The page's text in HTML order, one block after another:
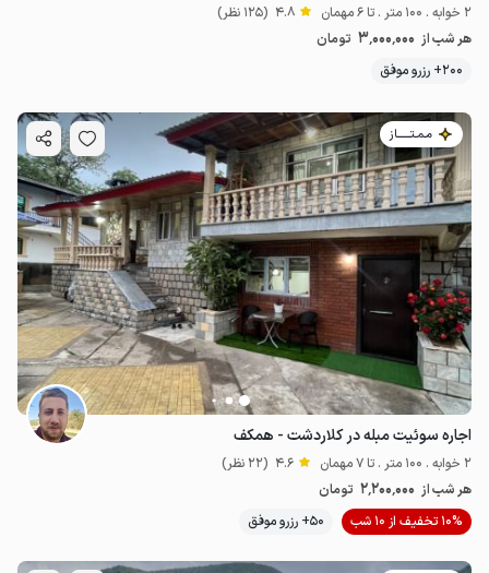
2 خوابه . 100 متر . تا 6 مهمان 4.8 (125 نظر)
هر شب از 3٬000٬000 تومان
200+ رزرو موفق
مـمـتــــــاز
اجاره سوئیت مبله در کلاردشت - همکف
2 خوابه . 100 متر . تا 7 مهمان 4.6 (22 نظر)
هر شب از 2٬200٬000 تومان
10% تخفیف از 10 شب
50+ رزرو موفق